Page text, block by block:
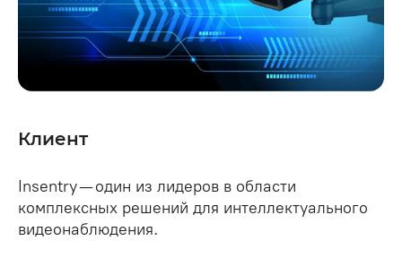
Клиент
Insentry — один из лидеров в области
комплексных решений для интеллектуального
видеонаблюдения.